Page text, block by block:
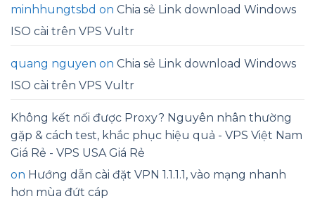
minhhungtsbd on Chia sẻ Link download Windows
ISO cài trên VPS Vultr
quang nguyen on Chia sẻ Link download Windows
ISO cài trên VPS Vultr
Không kết nối được Proxy? Nguyên nhân thường
gặp & cách test, khắc phục hiệu quả - VPS Việt Nam
Giá Rẻ - VPS USA Giá Rẻ
on Hướng dẫn cài đặt VPN 1.1.1.1, vào mạng nhanh
hơn mùa đứt cáp